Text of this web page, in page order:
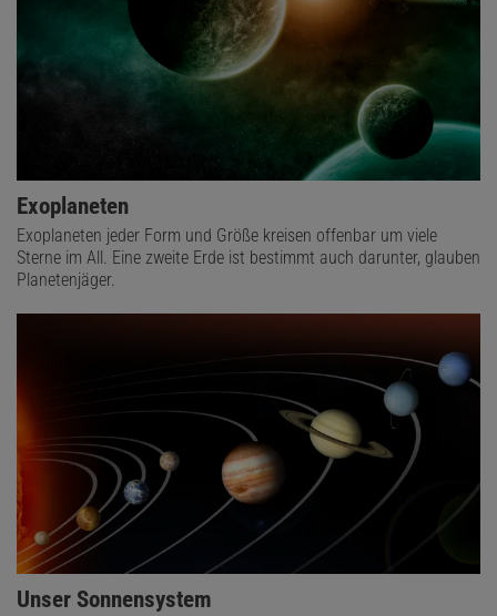
Exoplaneten
Exoplaneten jeder Form und Größe kreisen offenbar um viele
Sterne im All. Eine zweite Erde ist bestimmt auch darunter, glauben
Planetenjäger.
Unser Sonnensystem